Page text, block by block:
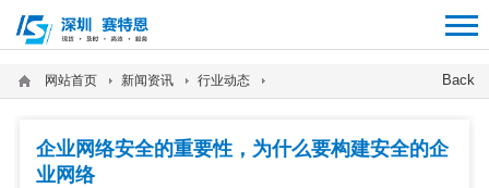
Back
网站首页 新闻资讯 行业动态
企业网络安全的重要性，为什么要构建安全的企
业网络